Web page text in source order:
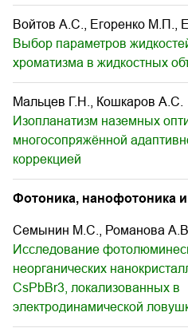
Войтов А.С., Егоренко М.П.,
Выбор параметров
хроматизма в жидкостных
Мальцев Г.Н., Кошкаров А.С.
Изопланатизм наземных
многосопряжённой
коррекцией
Фотоника, нанофотоника
Семынин М.С., Романова
Исследование
неорганических
CsPbBr3, локализованных в
электродинамической